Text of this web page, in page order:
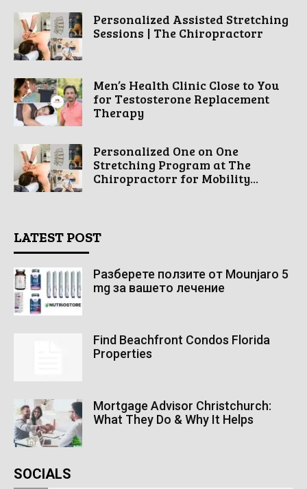
Personalized Assisted Stretching
Sessions | The Chiropractorr
Men’s Health Clinic Close to You
for Testosterone Replacement
Therapy
Personalized One on One
Stretching Program at The
Chiropractorr for Mobility...
LATEST POST
Разберете ползите от Mounjaro 5
mg за вашето лечение
Find Beachfront Condos Florida
Properties
Mortgage Advisor Christchurch:
What They Do & Why It Helps
SOCIALS